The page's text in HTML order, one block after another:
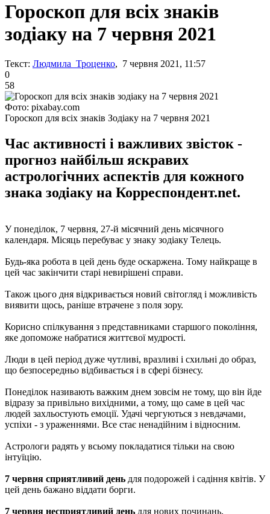
Гороскоп для всіх знаків
зодіаку на 7 червня 2021
Текст: Людмила Троценко, 7 червня 2021, 11:57
0
58
Фото: pixabay.com
Гороскоп для всіх знаків Зодіаку на 7 червня 2021
Час активності і важливих звісток -
прогноз найбільш яскравих
астрологічних аспектів для кожного
знака зодіаку на Корреспондент.net.
У понеділок, 7 червня, 27-й місячний день місячного
календаря. Місяць перебуває у знаку зодіаку Телець.
Будь-яка робота в цей день буде оскаржена. Тому найкраще в
цей час закінчити старі невирішені справи.
Також цього дня відкривається новий світогляд і можливість
виявити щось, раніше втрачене з поля зору.
Корисно спілкування з представниками старшого покоління,
яке допоможе набратися життєвої мудрості.
Люди в цей період дуже чутливі, вразливі і схильні до образ,
що безпосередньо відбивається і в сфері бізнесу.
Понеділок називають важким днем ​​зовсім не тому, що він йде
відразу за привільно вихідними, а тому, що саме в цей час
людей захльостують емоції. Удачі чергуються з невдачами,
успіхи - з ураженнями. Все стає ненадійним і відносним.
Астрологи радять у всьому покладатися тільки на свою
інтуїцію.
7 червня сприятливий день для подорожей і садіння квітів. У
цей день бажано віддати борги.
7 червня несприятливий день для нових починань,